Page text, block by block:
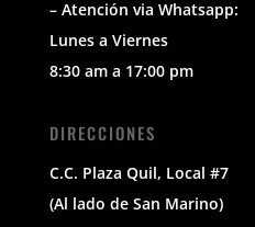
– Atención via Whatsapp:
Lunes a Viernes
8:30 am a 17:00 pm
DIRECCIONES
C.C. Plaza Quil, Local #7
(Al lado de San Marino)